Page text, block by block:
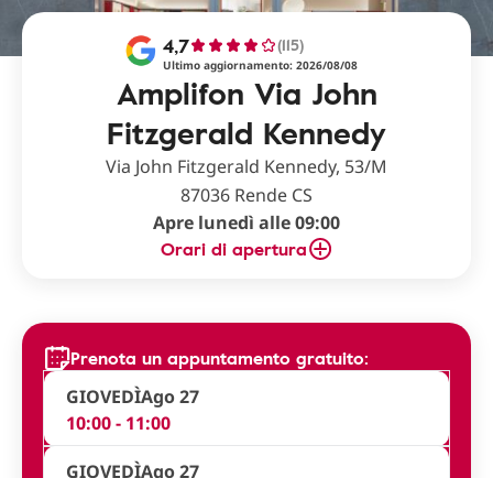
Amplifon Via John
Fitzgerald Kennedy
4,7 (115)
Ultimo aggiornamento: 2026/08/08
Via John Fitzgerald Kennedy, 53/M
87036 Rende CS
Apre lunedì alle 09:00
Orari di apertura
Prenota un appuntamento gratuito:
GIOVEDÌAgo 27
10:00 - 11:00
GIOVEDÌAgo 27